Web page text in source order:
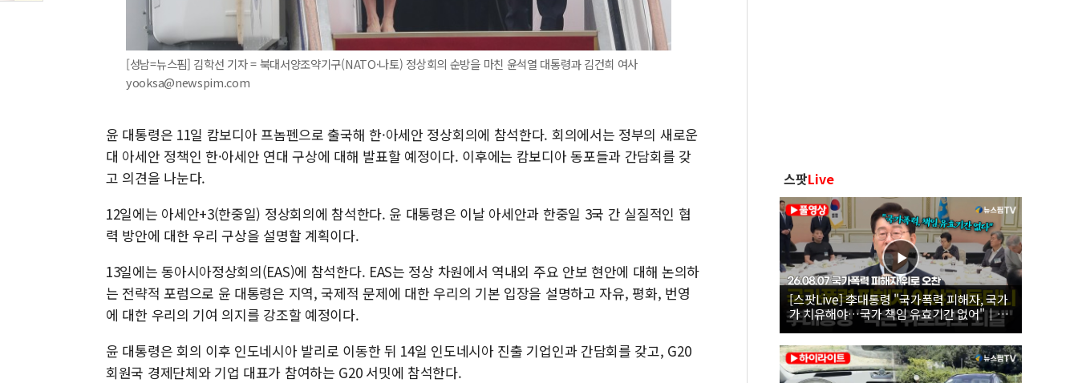
[성남=뉴스핌] 김학선 기자 = 북대서양조약기구(NATO·나토) 정상회의 순방을 마친 윤석열 대통령과 김건희 여사
yooksa@newspim.com
윤 대통령은 11일 캄보디아 프놈펜으로 출국해 한·아세안 정상회의에 참석한다. 회의에서는 정부의 새로운
대 아세안 정책인 한·아세안 연대 구상에 대해 발표할 예정이다. 이후에는 캄보디아 동포들과 간담회를 갖
고 의견을 나눈다.
12일에는 아세안+3(한중일) 정상회의에 참석한다. 윤 대통령은 이날 아세안과 한중일 3국 간 실질적인 협
력 방안에 대한 우리 구상을 설명할 계획이다.
13일에는 동아시아정상회의(EAS)에 참석한다. EAS는 정상 차원에서 역내외 주요 안보 현안에 대해 논의하
는 전략적 포럼으로 윤 대통령은 지역, 국제적 문제에 대한 우리의 기본 입장을 설명하고 자유, 평화, 번영
에 대한 우리의 기여 의지를 강조할 예정이다.
윤 대통령은 회의 이후 인도네시아 발리로 이동한 뒤 14일 인도네시아 진출 기업인과 간담회를 갖고, G20
회원국 경제단체와 기업 대표가 참여하는 G20 서밋에 참석한다.
스팟Live
[스팟Live] 李대통령 "국가폭력 피해자, 국가
가 치유해야…국가 책임 유효기간 없어"｜
26.08.07 국가폭력 피해자 위로 오찬